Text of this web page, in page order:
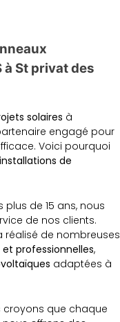
à St privat des
solaires à
engagé pour
Voici pourquoi
installations de
plus de 15 ans, nous
de nos clients.
réalisé de nombreuses
professionnelles,
adaptées à
croyons que chaque